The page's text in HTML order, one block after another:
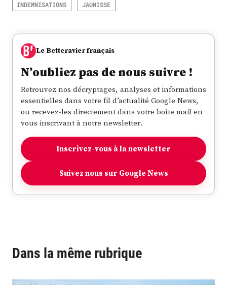
INDEMNISATIONS JAUNISSE
Le Betteravier français
N’oubliez pas de nous suivre !
Retrouvez nos décryptages, analyses et informations
essentielles dans votre fil d’actualité Google News,
ou recevez-les directement dans votre boîte mail en
vous inscrivant à notre newsletter.
Inscrivez-vous à la newsletter
Suivez nous sur Google News
Dans la même rubrique